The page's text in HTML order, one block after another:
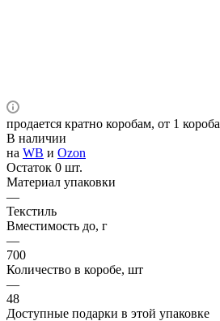
продается кратно коробам, от 1 короба
В наличии
на WB и Ozon
Остаток 0 шт.
Материал упаковки
—
Текстиль
Вместимость до, г
—
700
Количество в коробе, шт
—
48
Доступные подарки в этой упаковке